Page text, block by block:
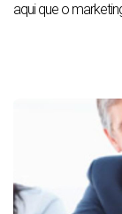
aqui que o